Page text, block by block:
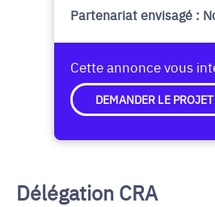
Partenariat envisagé :
Cette annonce vous
DEMANDER LE
Délégation CRA